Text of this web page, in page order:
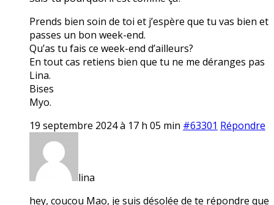
Prends bien soin de toi et j’espère que tu vas bien et
passes un bon week-end.
Qu’as tu fais ce week-end d’ailleurs?
En tout cas retiens bien que tu ne me déranges pas
Lina.
Bises
Myo.
19 septembre 2024 à 17 h 05 min #63301 Répondre
lina
hey, coucou Mao, je suis désolée de te répondre que